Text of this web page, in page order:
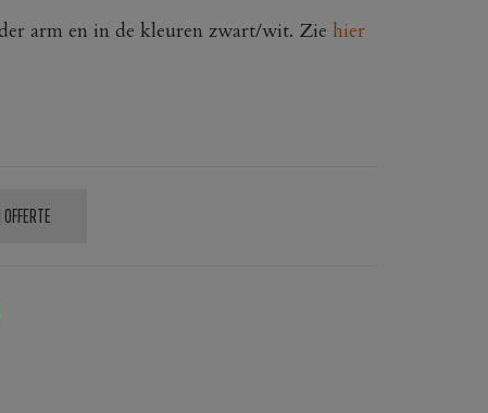
arm en in de kleuren zwart/wit. Ziehier